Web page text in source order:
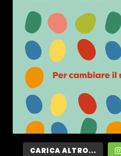
CARICA ALTRO...